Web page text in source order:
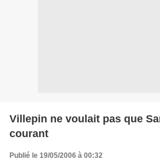
Villepin ne voulait pas que
courant
Publié le 19/05/2006 à 00:32